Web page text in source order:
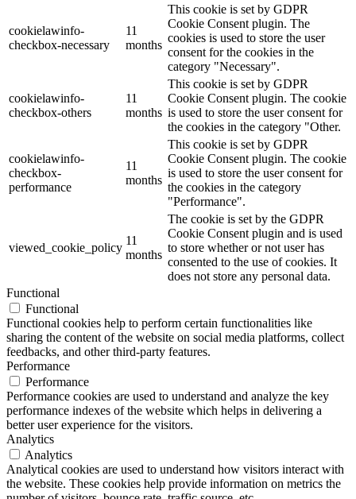
cookielawinfo-
checkbox-necessary
11
months
This cookie is set by GDPR
Cookie Consent plugin. The
cookies is used to store the user
consent for the cookies in the
category "Necessary".
cookielawinfo-
checkbox-others
11
months
This cookie is set by GDPR
Cookie Consent plugin. The cookie
is used to store the user consent for
the cookies in the category "Other.
cookielawinfo-
checkbox-
performance
11
months
This cookie is set by GDPR
Cookie Consent plugin. The cookie
is used to store the user consent for
the cookies in the category
"Performance".
viewed_cookie_policy
11
months
The cookie is set by the GDPR
Cookie Consent plugin and is used
to store whether or not user has
consented to the use of cookies. It
does not store any personal data.
Functional
Functional
Functional cookies help to perform certain functionalities like
sharing the content of the website on social media platforms, collect
feedbacks, and other third-party features.
Performance
Performance
Performance cookies are used to understand and analyze the key
performance indexes of the website which helps in delivering a
better user experience for the visitors.
Analytics
Analytics
Analytical cookies are used to understand how visitors interact with
the website. These cookies help provide information on metrics the